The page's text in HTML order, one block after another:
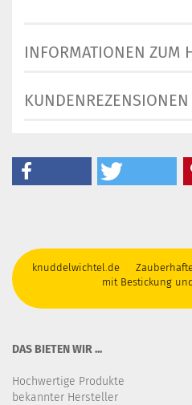
INFORMATIONEN ZUM
KUNDENREZENSIONEN
knuddelwichtel.de
mit Bestickung
DAS BIETEN WIR ...
Hochwertige Produkte
bekannter Hersteller